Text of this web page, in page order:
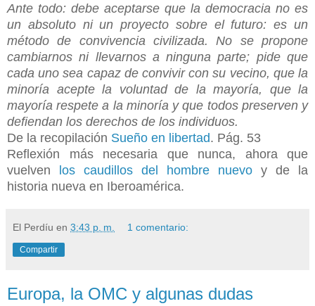
Ante todo: debe aceptarse que la democracia no es
un absoluto ni un proyecto sobre el futuro: es un
método de convivencia civilizada. No se propone
cambiarnos ni llevarnos a ninguna parte; pide que
cada uno sea capaz de convivir con su vecino, que la
minoría acepte la voluntad de la mayoría, que la
mayoría respete a la minoría y que todos preserven y
defiendan los derechos de los individuos.
De la recopilación Sueño en libertad. Pág. 53
Reflexión más necesaria que nunca, ahora que
vuelven los caudillos del hombre nuevo y de la
historia nueva en Iberoamérica.
El Perdíu en 3:43 p. m. 1 comentario:
Compartir
Europa, la OMC y algunas dudas